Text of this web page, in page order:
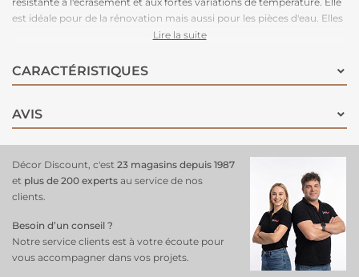
est idéale pour de la rénovation mais aussi pour les pièces d'eau. Elles
s'adapteront facilement dans un intérieur sobre et moderne.
Lire la suite
CARACTÉRISTIQUES
AVIS
Décor Discount, c'est 23 magasins depuis 1987
et plus de 200 experts au service de nos
clients.
Besoin d’un conseil ?
Notre service clients est à votre écoute pour
vous accompagner dans vos projets.